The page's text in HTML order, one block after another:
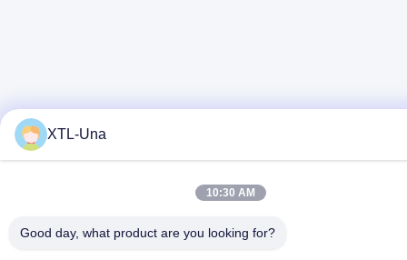
XTL-Una
10:30 AM
Good day, what product are you looking for?